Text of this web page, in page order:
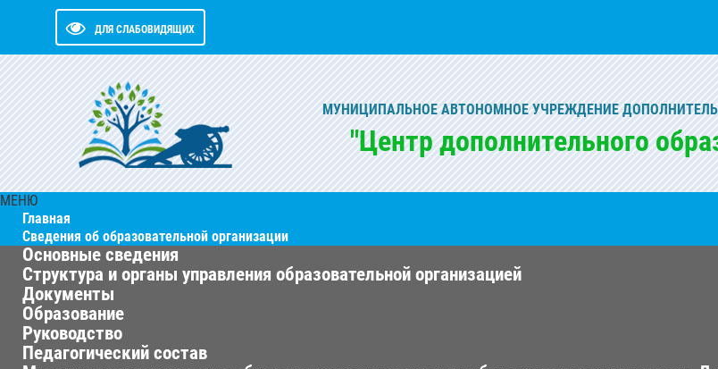
ДЛЯ СЛАБОВИДЯЩИХ
МУНИЦИПАЛЬНОЕ АВТОНОМНОЕ УЧРЕЖДЕНИЕ
"Центр дополнительного
МЕНЮ
Главная
Сведения об образовательной организации
Основные сведения
Структура и органы управления образовательной организацией
Документы
Образование
Руководство
Педагогический состав